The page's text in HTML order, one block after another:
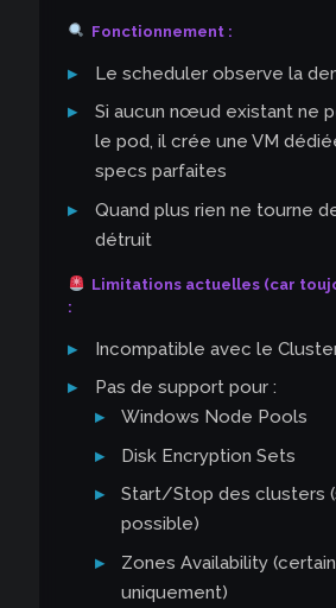
Fonctionnement :
Le scheduler observe la
Si aucun nœud existant ne
le pod, il crée une VM
specs parfaites
Quand plus rien ne tourne
détruit
Limitations actuelles (car
:
Incompatible avec le
Pas de support pour :
Windows Node Pools
Disk Encryption Sets
Start/Stop des clusters
possible)
Zones Availability
uniquement)